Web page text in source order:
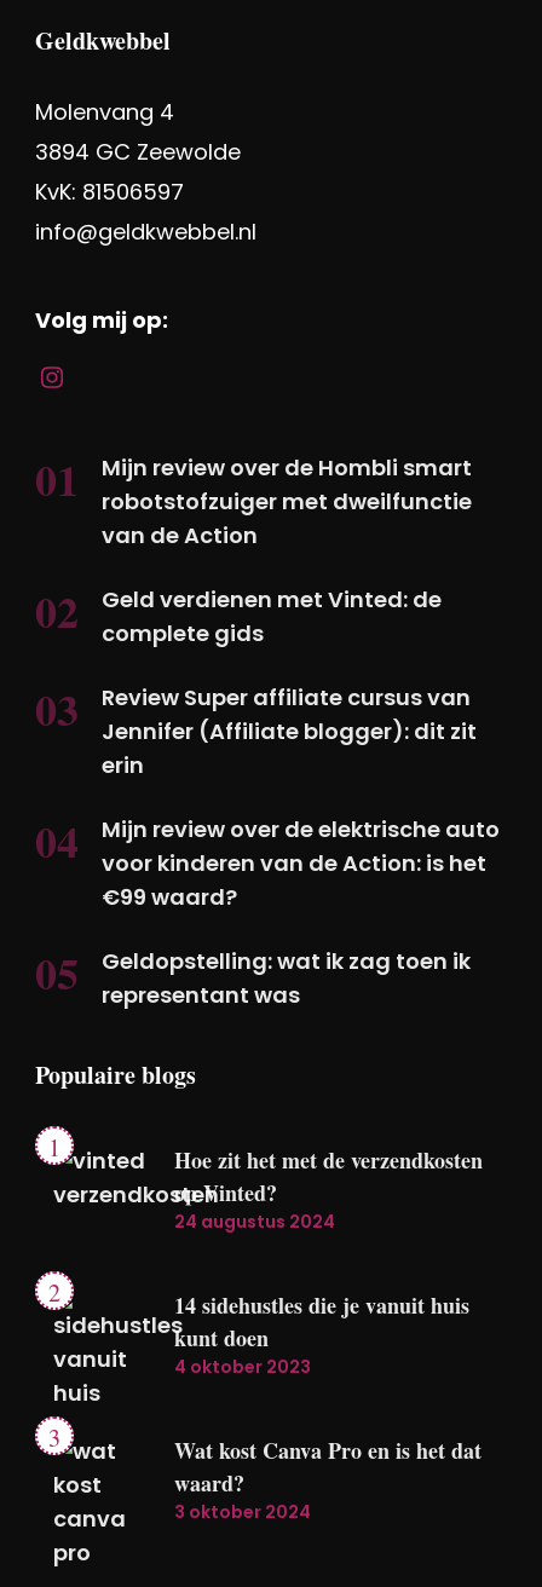
Geldkwebbel
Molenvang 4
3894 GC Zeewolde
KvK: 81506597
info@geldkwebbel.nl
Volg mij op:
Mijn review over de Hombli smart
robotstofzuiger met dweilfunctie
van de Action
Geld verdienen met Vinted: de
complete gids
Review Super affiliate cursus van
Jennifer (Affiliate blogger): dit zit
erin
Mijn review over de elektrische auto
voor kinderen van de Action: is het
€99 waard?
Geldopstelling: wat ik zag toen ik
representant was
Populaire blogs
Hoe zit het met de verzendkosten
op Vinted?
24 augustus 2024
14 sidehustles die je vanuit huis
kunt doen
4 oktober 2023
Wat kost Canva Pro en is het dat
waard?
3 oktober 2024